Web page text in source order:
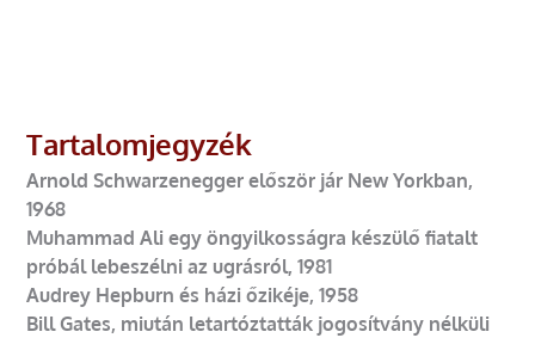
Tartalomjegyzék
Arnold Schwarzenegger először jár New Yorkban,
1968
Muhammad Ali egy öngyilkosságra készülő fiatalt
próbál lebeszélni az ugrásról, 1981
Audrey Hepburn és házi őzikéje, 1958
Bill Gates, miután letartóztatták jogosítvány nélküli